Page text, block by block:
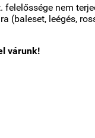
nem
(baleset, leégés,
várunk!